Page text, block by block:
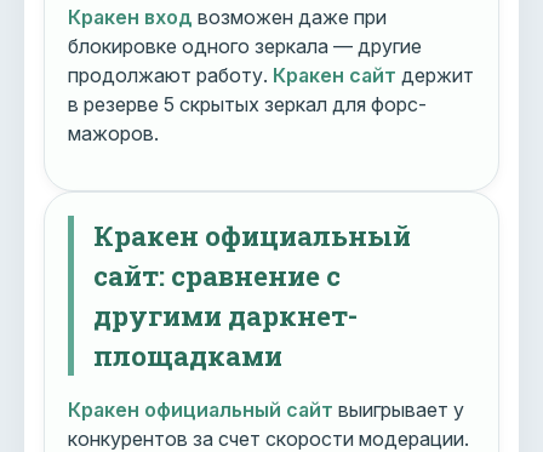
Кракен вход возможен даже при
блокировке одного зеркала — другие
продолжают работу. Кракен сайт держит
в резерве 5 скрытых зеркал для форс-
мажоров.
Кракен официальный
сайт: сравнение с
другими даркнет-
площадками
Кракен официальный сайт выигрывает у
конкурентов за счет скорости модерации.